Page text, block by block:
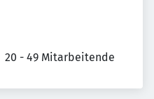
20 - 49 Mitarbeitende